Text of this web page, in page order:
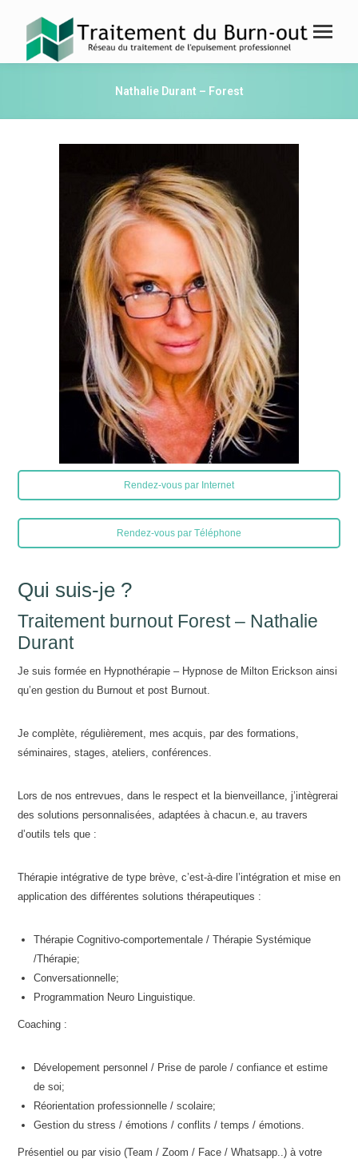
Nathalie Durant – Forest
Qui suis-je ?
Traitement burnout Forest – Nathalie
Durant
Je suis formée en Hypnothérapie – Hypnose de Milton Erickson ainsi
qu’en gestion du Burnout et post Burnout.
Je complète, régulièrement, mes acquis, par des formations,
séminaires, stages, ateliers, conférences.
Lors de nos entrevues, dans le respect et la bienveillance, j’intègrerai
des solutions personnalisées, adaptées à chacun.e, au travers
d’outils tels que :
Thérapie intégrative de type brève, c’est-à-dire l’intégration et mise en
application des différentes solutions thérapeutiques :
Thérapie Cognitivo-comportementale / Thérapie Systémique
/Thérapie;
Conversationnelle;
Programmation Neuro Linguistique.
Coaching :
Dévelopement personnel / Prise de parole / confiance et estime
de soi;
Réorientation professionnelle / scolaire;
Gestion du stress / émotions / conflits / temps / émotions.
Présentiel ou par visio (Team / Zoom / Face / Whatsapp..) à votre
Rendez-vous par Internet
Rendez-vous par Téléphone